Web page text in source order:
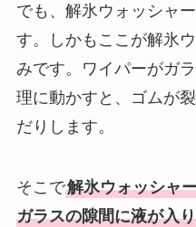
でも、解氷ウォッシャ
す。しかもここが解氷
みです。ワイパーがガ
理に動かすと、ゴムが
だりします。
そこで解氷ウォッシャ
ガラスの隙間に液が入